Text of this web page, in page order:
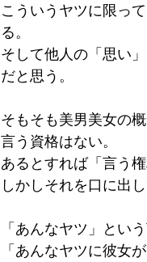
こういうヤツに限っ
る。
そして他人の「思い
だと思う。
そもそも美男美女の
言う資格はない。
あるとすれば「言う
しかしそれを口に出
「あんなヤツ」とい
「あんなヤツに彼女